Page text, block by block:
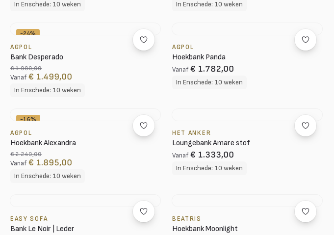
In Enschede: 10 weken In Enschede: 10 weken
-24%
AGPOL
Bank Desperado
€ 1.980,00
Vanaf € 1.499,00
In Enschede: 10 weken
AGPOL
Hoekbank Panda
Vanaf € 1.782,00
In Enschede: 10 weken
-16%
AGPOL
Hoekbank Alexandra
€ 2.249,00
Vanaf € 1.895,00
In Enschede: 10 weken
HET ANKER
Loungebank Amare stof
Vanaf € 1.333,00
In Enschede: 10 weken
EASY SOFA
Bank Le Noir | Leder
BEATRIS
Hoekbank Moonlight